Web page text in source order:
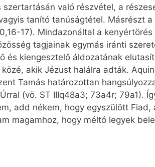
való részvétel, a
tanító tanúságtétel. Másrészt
17). Mindazonáltal a
tagjainak egymás iránti
és kiengesztelő áldozatának
akik Jézust halálra adták.
Tamás határozottan
(vö. ST IIIq48a3; 73a4r; 79a1).
add nékem, hogy egyszülött Fiad,
magamhoz, hogy méltó legyek